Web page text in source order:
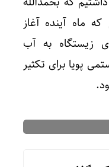
ماه آینده آغاز
احیای زیستگاه به آب
پویا برای تکثیر